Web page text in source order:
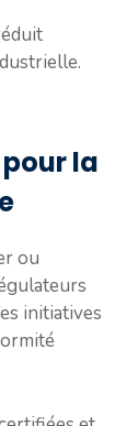
la
ou
initiatives